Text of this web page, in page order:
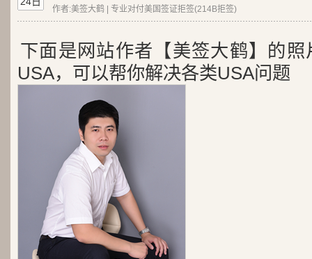
作者:美签大鹤 | 专业对付美国签证拒签(214B拒签)
下面是网站作者【美签大鹤】的
USA，可以帮你解决各类USA问题